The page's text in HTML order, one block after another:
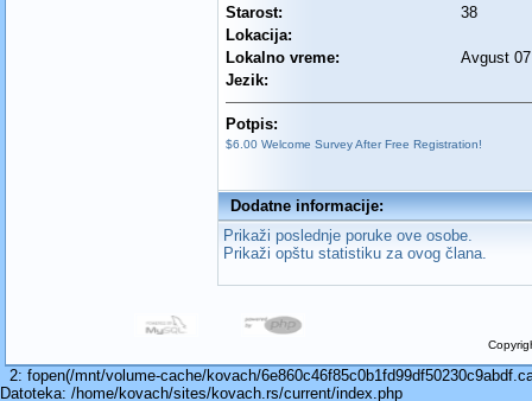
Starost:
38
Lokacija:
Lokalno vreme:
Avgust
Jezik:
Potpis:
$6.00 Welcome Survey After Free Registration!
Dodatne informacije:
Prikaži poslednje poruke ove osobe.
Prikaži opštu statistiku za ovog člana.
2: fopen(/mnt/volume-cache/kovach/
Datoteka: /home/kovach/sites/kovach.rs/current/index.php